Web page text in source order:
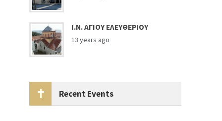
Ι.Ν. ΑΓΙΟΥ ΕΛΕΥΘΕΡΙΟΥ
13 years ago
Recent Events